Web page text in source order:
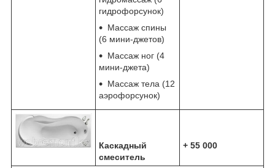
гидрофорсунок)
Массаж спины
(6 мини-джетов)
Массаж ног (4
мини-джета)
Массаж тела (12
аэрофорсунок)
Каскадный
смеситель
+ 55 000